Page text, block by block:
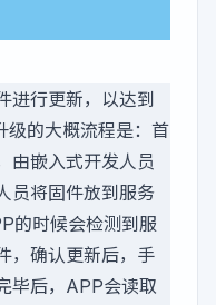
进行更新，以达到
级的大概流程是：首
由嵌入式开发人员
员将固件放到服务
的时候会检测到服
，确认更新后，手
毕后，APP会读取